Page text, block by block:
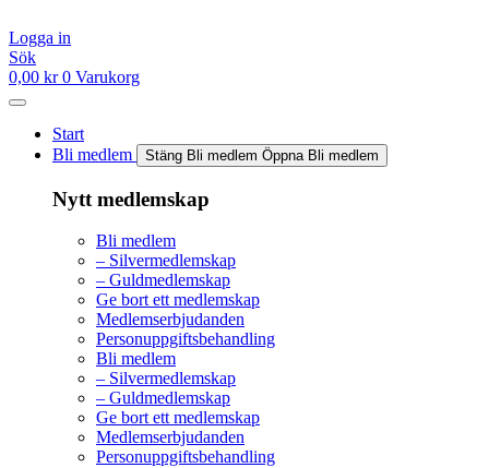
till
innehåll
Logga in
Sök
0,00 kr 0 Varukorg
Start
Bli medlem
Stäng Bli medlem Öppna Bli medlem
Nytt medlemskap
Bli medlem
– Silvermedlemskap
– Guldmedlemskap
Ge bort ett medlemskap
Medlemserbjudanden
Personuppgiftsbehandling
Bli medlem
– Silvermedlemskap
– Guldmedlemskap
Ge bort ett medlemskap
Medlemserbjudanden
Personuppgiftsbehandling